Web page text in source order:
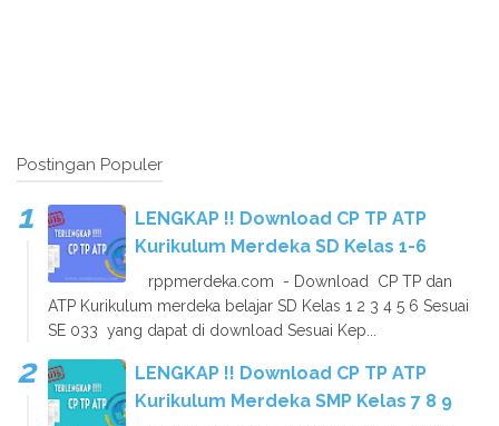
Postingan Populer
LENGKAP !! Download CP TP ATP
Kurikulum Merdeka SD Kelas 1-6
rppmerdeka.com - Download CP TP dan
ATP Kurikulum merdeka belajar SD Kelas 1 2 3 4 5 6 Sesuai
SE 033 yang dapat di download Sesuai Kep...
LENGKAP !! Download CP TP ATP
Kurikulum Merdeka SMP Kelas 7 8 9